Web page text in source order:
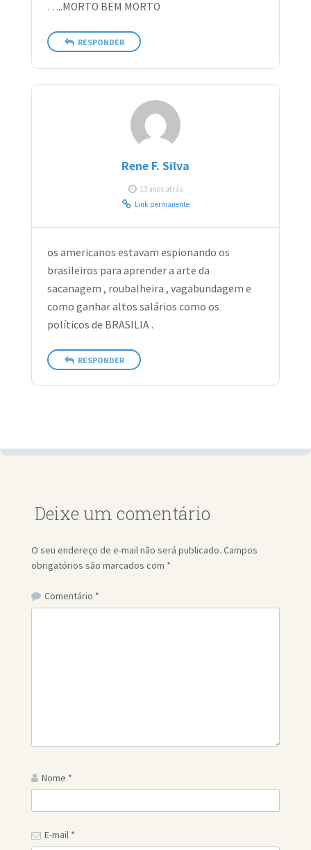
…..MORTO BEM MORTO
RESPONDER
Rene F. Silva
13 anos atrás
Link permanente
os americanos estavam espionando os
brasileiros para aprender a arte da
sacanagem , roubalheira , vagabundagem e
como ganhar altos salários como os
políticos de BRASILIA .
RESPONDER
Deixe um comentário
O seu endereço de e-mail não será publicado. Campos
obrigatórios são marcados com *
Comentário *
Nome *
E-mail *